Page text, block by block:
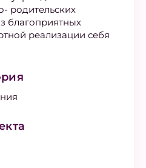
родительских
благоприятных
реализации себя